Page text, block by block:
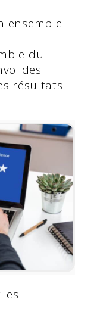
ensemble
du
des
résultats
: